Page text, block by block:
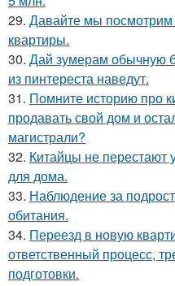
29. Давайте мы
квартиры.
30. Дай зумерам обычную
из пинтереста наведут.
31. Помните историю про
продавать свой дом и
магистрали?
32. Китайцы не перестают
для дома.
33. Наблюдение за
обитания.
34. Переезд в новую
ответственный процесс,
подготовки.